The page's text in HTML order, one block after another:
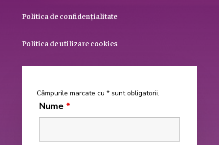
Politica de confidențialitate
Politica de utilizare cookies
Câmpurile marcate cu * sunt obligatorii.
Nume *